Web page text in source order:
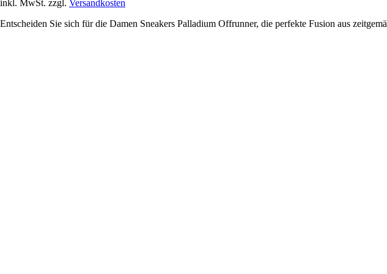
inkl. MwSt. zzgl. Versandkosten
Entscheiden Sie sich für die Damen Sneakers Palladium Offrunner, die perfekte Fusion aus